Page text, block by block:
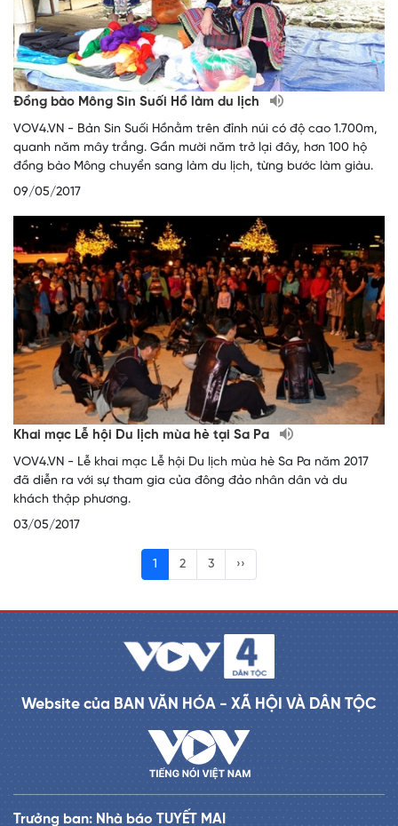
Đồng bào Mông Sin Suối Hồ làm du lịch
VOV4.VN - Bản Sin Suối Hồnằm trên đỉnh núi có độ cao 1.700m,
quanh năm mây trắng. Gần mười năm trở lại đây, hơn 100 hộ
đồng bào Mông chuyển sang làm du lịch, từng bước làm giàu.
09/05/2017
Khai mạc Lễ hội Du lịch mùa hè tại Sa Pa
VOV4.VN - Lễ khai mạc Lễ hội Du lịch mùa hè Sa Pa năm 2017
đã diễn ra với sự tham gia của đông đảo nhân dân và du
khách thập phương.
03/05/2017
1 2 3 ››
Website của BAN VĂN HÓA - XÃ HỘI VÀ DÂN TỘC
Trưởng ban: Nhà báo TUYẾT MAI